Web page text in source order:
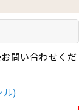
問い合わせくだ
ル)